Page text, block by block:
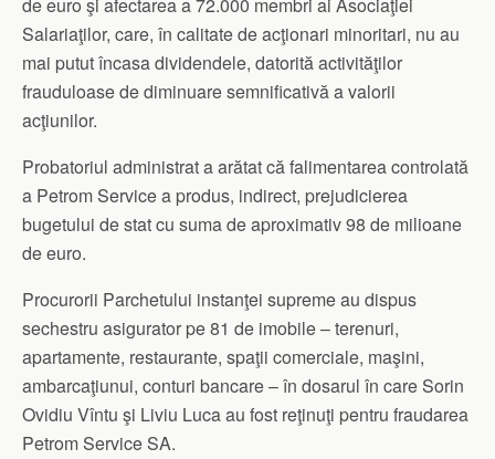
Salariaţilor, care, în calitate de acţionari minoritari, nu au
mai putut încasa dividendele, datorită activităţilor
frauduloase de diminuare semnificativă a valorii
acţiunilor.
Probatoriul administrat a arătat că falimentarea controlată
a Petrom Service a produs, indirect, prejudicierea
bugetului de stat cu suma de aproximativ 98 de milioane
de euro.
Procurorii Parchetului instanţei supreme au dispus
sechestru asigurator pe 81 de imobile – terenuri,
apartamente, restaurante, spaţii comerciale, maşini,
ambarcaţiunui, conturi bancare – în dosarul în care Sorin
Ovidiu Vîntu şi Liviu Luca au fost reţinuţi pentru fraudarea
Petrom Service SA.